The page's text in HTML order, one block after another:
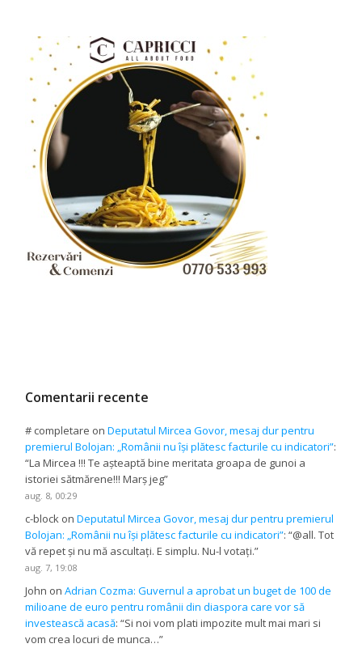
Comentarii recente
# completare onDeputatul Mircea Govor, mesaj dur pentru
premierul Bolojan: „Românii nu își plătesc facturile cu indicatori”:
“La Mircea !!! Te așteaptă bine meritata groapa de gunoi a
istoriei sătmărene!!! Marș jeg”
aug. 8, 00:29
c-block onDeputatul Mircea Govor, mesaj dur pentru premierul
Bolojan: „Românii nu își plătesc facturile cu indicatori”: “@all. Tot
vă repet și nu mă ascultați. E simplu. Nu-l votați.”
aug. 7, 19:08
John onAdrian Cozma: Guvernul a aprobat un buget de 100 de
milioane de euro pentru românii din diaspora care vor să
investească acasă: “Si noi vom plati impozite mult mai mari si
vom crea locuri de munca…”